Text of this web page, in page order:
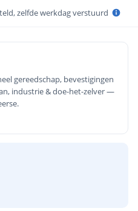
zelfde werkdag verstuurd
gereedschap, bevestigingen
industrie & doe-het-zelver —